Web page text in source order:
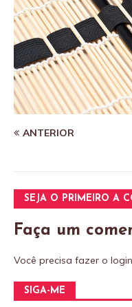
ANTERIOR
SEJA O PRIMEIRO A
Faça um
Você precisa fazer o login
SIGA-ME